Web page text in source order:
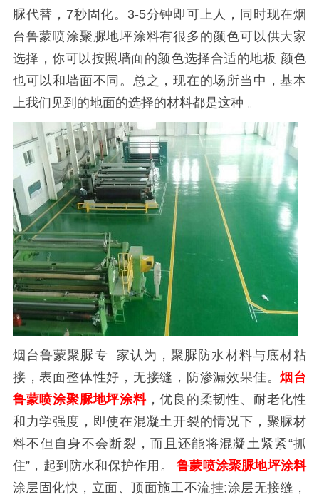
脲代替，7秒固化。3-5分钟即可上人，同时现在烟
台鲁蒙喷涂聚脲地坪涂料有很多的颜色可以供大家
选择，你可以按照墙面的颜色选择合适的地板 颜色
也可以和墙面不同。总之，现在的场所当中，基本
上我们见到的地面的选择的材料都是这种 。
烟台鲁蒙聚脲专 家认为，聚脲防水材料与底材粘
接，表面整体性好，无接缝，防渗漏效果佳。烟台
鲁蒙喷涂聚脲地坪涂料，优良的柔韧性、耐老化性
和力学强度，即使在混凝土开裂的情况下，聚脲材
料不但自身不会断裂，而且还能将混凝土紧紧“抓
住”，起到防水和保护作用。鲁蒙喷涂聚脲地坪涂料
涂层固化快，立面、顶面施工不流挂;涂层无接缝，